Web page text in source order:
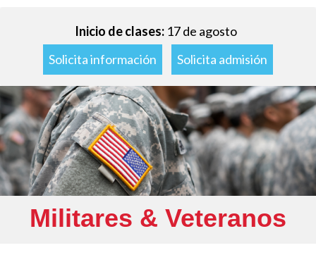
Inicio de clases: 17 de agosto
Solicita información
Solicita admisión
Militares & Veteranos